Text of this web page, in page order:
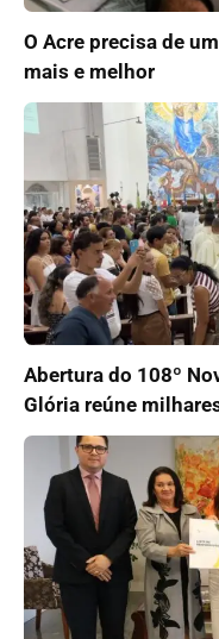
O Acre precisa de
mais e melhor
Abertura do 108º
Glória reúne